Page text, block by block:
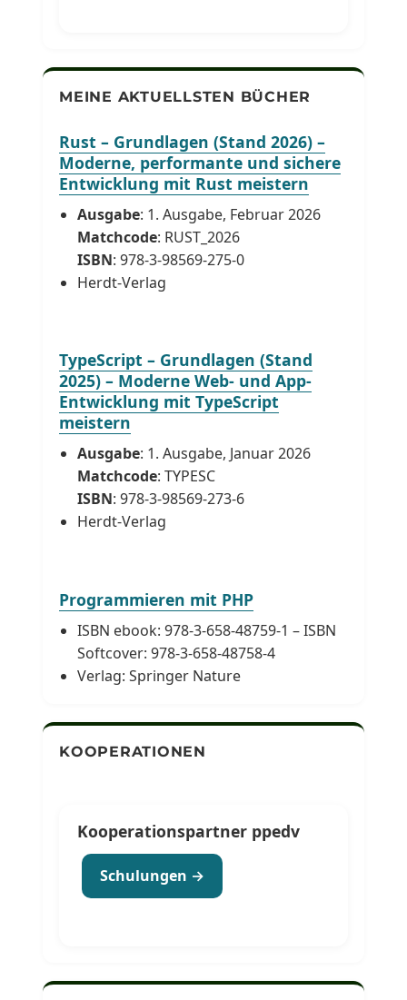
MEINE AKTUELLSTEN BÜCHER
Rust – Grundlagen (Stand 2026) –
Moderne, performante und sichere
Entwicklung mit Rust meistern
Ausgabe: 1. Ausgabe, Februar 2026
Matchcode: RUST_2026
ISBN: 978-3-98569-275-0
Herdt-Verlag
TypeScript – Grundlagen (Stand
2025) – Moderne Web- und App-
Entwicklung mit TypeScript
meistern
Ausgabe: 1. Ausgabe, Januar 2026
Matchcode: TYPESC
ISBN: 978-3-98569-273-6
Herdt-Verlag
Programmieren mit PHP
ISBN ebook: 978-3-658-48759-1 – ISBN
Softcover: 978-3-658-48758-4
Verlag: Springer Nature
KOOPERATIONEN
Kooperationspartner ppedv
Schulungen →